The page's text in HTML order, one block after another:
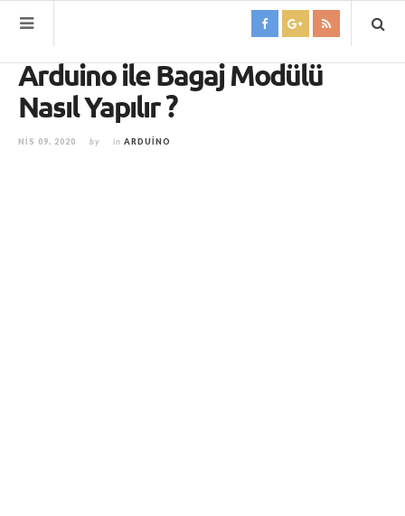
Arduino ile Bagaj Modülü
Nasıl Yapılır ?
NIS 09, 2020 by in ARDUINO